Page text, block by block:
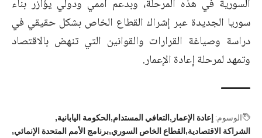
السورية في هذه المرحلة، وبدعم أممي ودولي يؤازر بناء
سوريا الجديدة عبر إشراك القطاع الخاص بشكل حقيقي في
دراسة وصياغة القرارات والقوانين التي تنهض بالاقتصاد
وتمهد لمرحلة إعادة الإعمار.
الوسوم: إعادة الإعمار التعافي المستدام الحكومة اليابانية
الشراكة الاقتصادية القطاع الخاص السوري برنامج الأمم المتحدة الإنمائي